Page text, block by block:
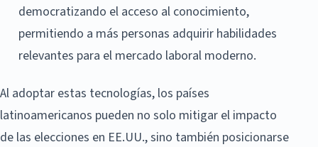
democratizando el acceso al conocimiento,
permitiendo a más personas adquirir habilidades
relevantes para el mercado laboral moderno.
Al adoptar estas tecnologías, los países
latinoamericanos pueden no solo mitigar el impacto
de las elecciones en EE.UU., sino también posicionarse